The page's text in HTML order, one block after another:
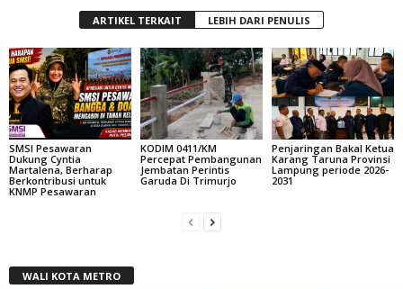
ARTIKEL TERKAIT LEBIH DARI PENULIS
SMSI Pesawaran
Dukung Cyntia
Martalena, Berharap
Berkontribusi untuk
KNMP Pesawaran
KODIM 0411/KM
Percepat Pembangunan
Jembatan Perintis
Garuda Di Trimurjo
Penjaringan Bakal Ketua
Karang Taruna Provinsi
Lampung periode 2026-
2031
WALI KOTA METRO